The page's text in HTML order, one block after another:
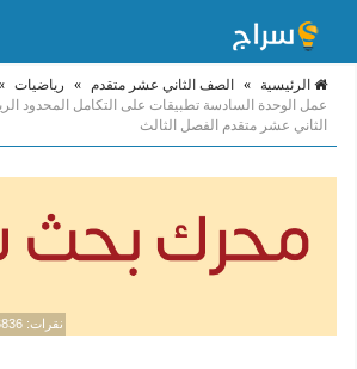
الرئيسية » الصف الثاني عشر متقدم » رياضيات
عمل الوحدة السادسة تطبيقات على التكامل المحدود
الثاني عشر متقدم الفصل الثالث
نقرات: 616836 / مشاهدات: 345776548